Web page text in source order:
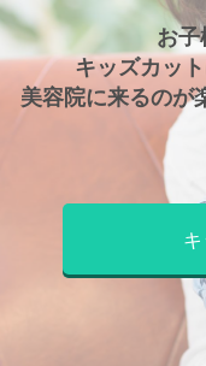
お子
キッズカッ
美容院に来るのが